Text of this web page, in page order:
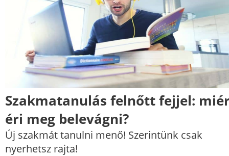
Szakmatanulás felnőtt fejjel:
éri meg belevágni?
Új szakmát tanulni menő! Szerintünk csak
nyerhetsz rajta!